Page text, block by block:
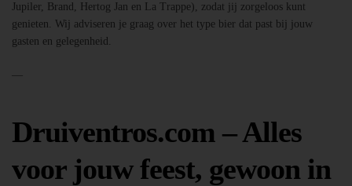
Jupiler, Brand, Hertog Jan en La Trappe), zodat jij zorgeloos kunt
genieten. Wij adviseren je graag over het type bier dat past bij jouw
gasten en gelegenheid.
—
Druiventros.com – Alles
voor jouw feest, gewoon in